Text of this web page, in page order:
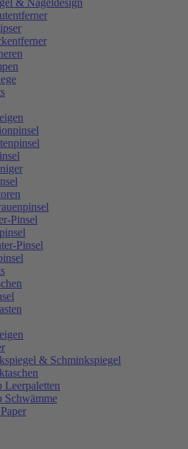
& Nageldesign
Pinsel
Pinsel
& Schminkspiegel
Leerpaletten
Schwämme